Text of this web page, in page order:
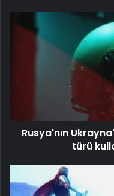
Rusya'nın
türü